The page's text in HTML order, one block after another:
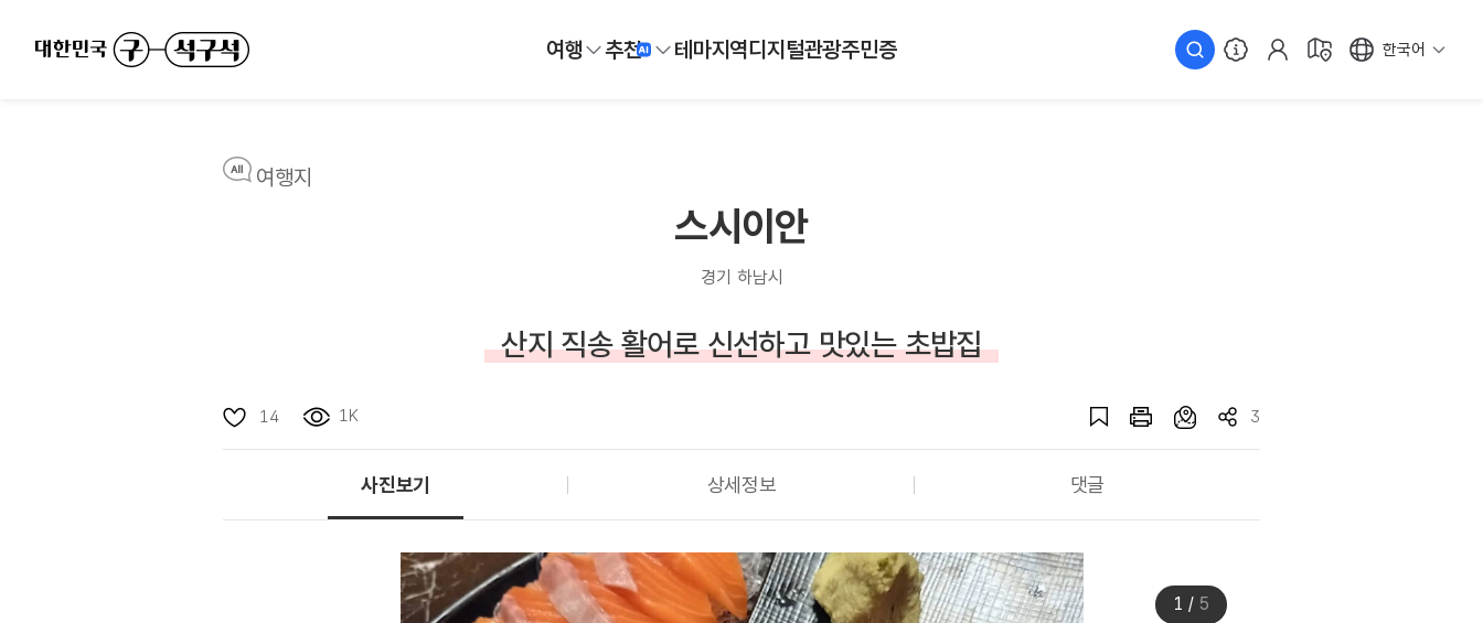
여행 추천 테마지역디지털관광주민증 한국어
여행지
스시이안
경기 하남시
산지 직송 활어로 신선하고 맛있는 초밥집
14 1K 3
사진보기 상세정보 댓글
1 / 5